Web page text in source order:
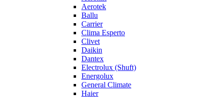
Aerotek
Ballu
Carrier
Clima Esperto
Clivet
Daikin
Dantex
Electrolux (Shuft)
Energolux
General Climate
Haier